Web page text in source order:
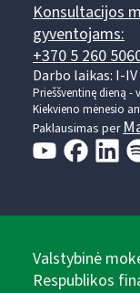
Konsultacijos
gyventojams:
+370 5 260
Darbo laikas: I-IV
Prieššventinę dieną
Kiekvieno mėnesio
Paklausimas per
Valstybinė
Respublikos